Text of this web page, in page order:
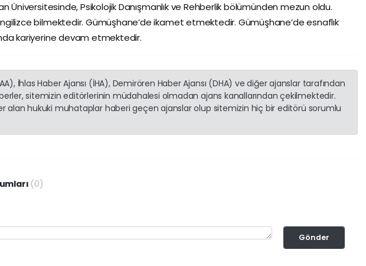
Üniversitesinde, Psikolojik Danışmanlık ve Rehberlik bölümünden mezun oldu.
bilmektedir. Gümüşhane’de ikamet etmektedir. Gümüşhane’de esnaflık
kariyerine devam etmektedir.
İhlas Haber Ajansı (İHA), Demirören Haber Ajansı (DHA) ve diğer ajanslar tarafından
sitemizin editörlerinin müdahalesi olmadan ajans kanallarından çekilmektedir.
alan hukuki muhataplar haberi geçen ajanslar olup sitemizin hiç bir editörü sorumlu
(0)
Gönder